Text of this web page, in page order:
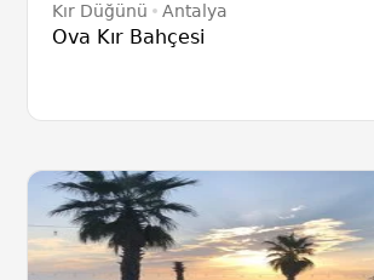
Kır Düğünü Antalya
Ova Kır Bahçesi